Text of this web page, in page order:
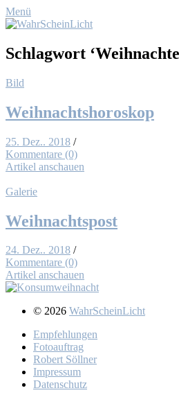
Menü
Schlagwort
Bild
Weih­nachts­ho­ro­skop
25. Dez.. 2018 /
Kommentare (0)
Artikel anschauen
Galerie
Weih­nachts­post
24. Dez.. 2018 /
Kommentare (0)
Artikel anschauen
© 2026 WahrScheinLicht
Emp­feh­lun­gen
Fo­to­auf­trag
Ro­bert Söll­ner
Im­pres­sum
Da­ten­schutz